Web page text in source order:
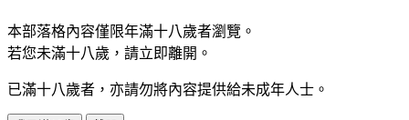
本部落格內容僅限年滿十八歲者瀏覽。
若您未滿十八歲，請立即離開。
已滿十八歲者，亦請勿將內容提供給未成年人士。